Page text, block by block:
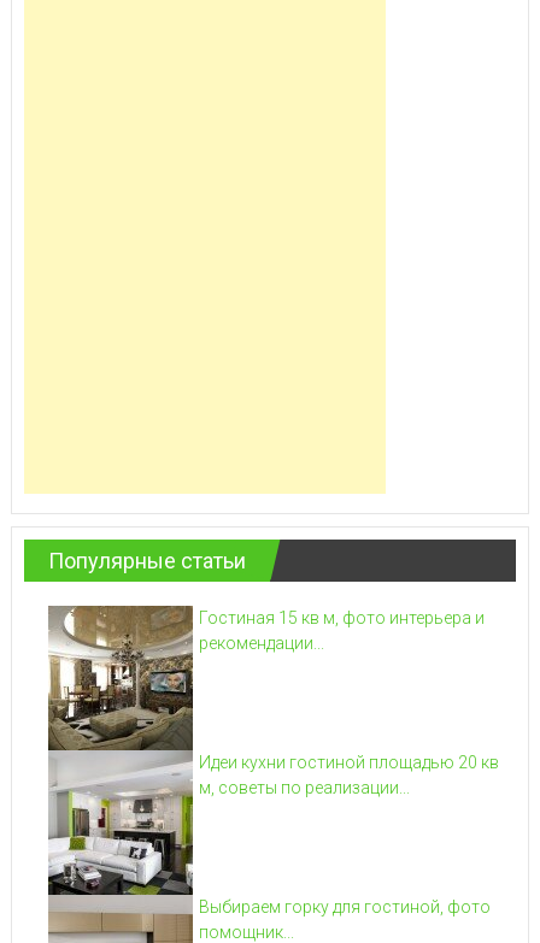
Популярные статьи
Гостиная 15 кв м, фото интерьера и
рекомендации...
Идеи кухни гостиной площадью 20 кв
м, советы по реализации...
Выбираем горку для гостиной, фото
помощник...